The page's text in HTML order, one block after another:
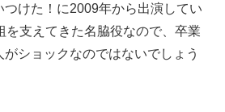
けた！に2009年から出演してい
を支えてきた名脇役なので、卒業
ショックなのではないでしょう